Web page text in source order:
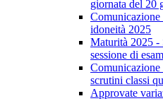
giornata del 20
idoneità 2025
Maturità 2025 -
sessione di
scrutini classi
Approvate